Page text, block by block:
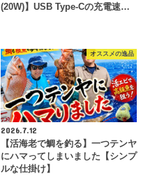
(20W)】USB Type-Cの充電速…
オススメの逸品
2026.7.12
【活海老で鯛を釣る】一つテンヤ
にハマってしまいました【シンプ
ルな仕掛け】